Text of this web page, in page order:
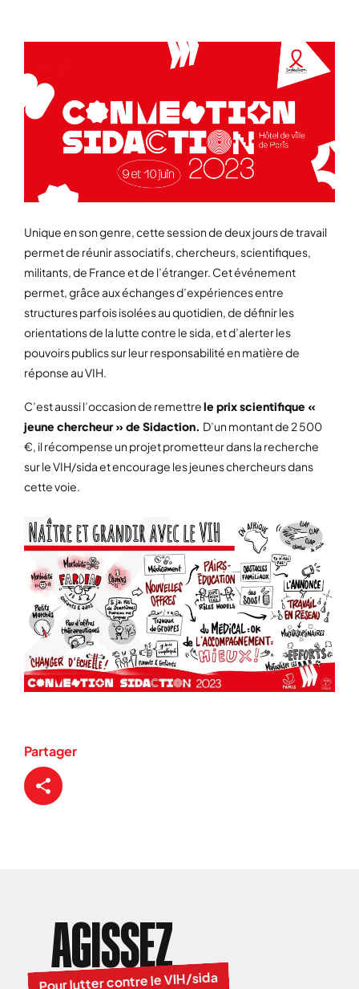
Unique en son genre, cette session de deux jours de travail
permet de réunir associatifs, chercheurs, scientifiques,
militants, de France et de l’étranger. Cet événement
permet, grâce aux échanges d’expériences entre
structures parfois isolées au quotidien, de définir les
orientations de la lutte contre le sida, et d’alerter les
pouvoirs publics sur leur responsabilité en matière de
réponse au VIH.
C’est aussi l’occasion de remettrele prix scientifique «
jeune chercheur » de Sidaction. D’un montant de 2 500
€, il récompense un projet prometteur dans la recherche
sur le VIH/sida et encourage les jeunes chercheurs dans
cette voie.
Partager
AGISSEZ
Pour lutter contre le VIH/sida